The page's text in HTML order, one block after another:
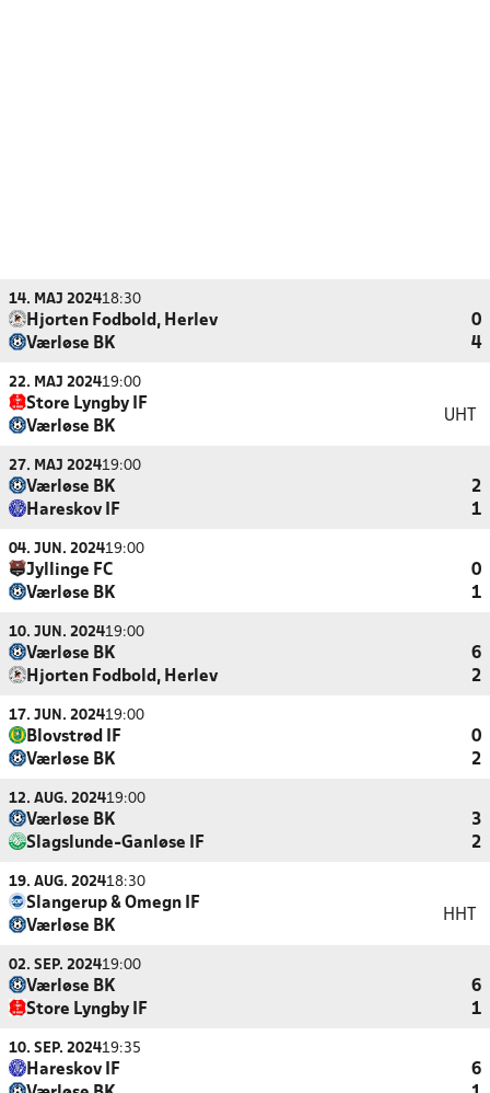
14. MAJ 202418:30
Hjorten Fodbold, Herlev
0
Værløse BK
4
22. MAJ 202419:00
Store Lyngby IF
Værløse BK
UHT
27. MAJ 202419:00
Værløse BK
2
Hareskov IF
1
04. JUN. 202419:00
Jyllinge FC
0
Værløse BK
1
10. JUN. 202419:00
Værløse BK
6
Hjorten Fodbold, Herlev
2
17. JUN. 202419:00
Blovstrød IF
0
Værløse BK
2
12. AUG. 202419:00
Værløse BK
3
Slagslunde-Ganløse IF
2
19. AUG. 202418:30
Slangerup & Omegn IF
Værløse BK
HHT
02. SEP. 202419:00
Værløse BK
6
Store Lyngby IF
1
10. SEP. 202419:35
Hareskov IF
6